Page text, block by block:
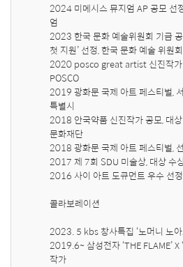
2024 미메시스 뮤지엄 AP 공모 선
엄
2023 한국 문화 예술위원회 기금
첫 지원’ 선정, 한국 문화 예술 위원회
2020 posco great artist 신진작가
POSCO
2019 광화문 국제 아트 페스티벌,
특별시
2018 안국약품 신진작가 공모, 대
문화재단
2018 광화문 국제 아트 페스티벌,
2017 제 7회 SDU 미술상, 대상 수
2016 사이 아트 도큐먼트 우수 선
콜라보레이션
2023. 5 kbs 창사특집 ‘노머니 노
2019.6~ 삼성전자 ‘THE FLAME’ X
작가